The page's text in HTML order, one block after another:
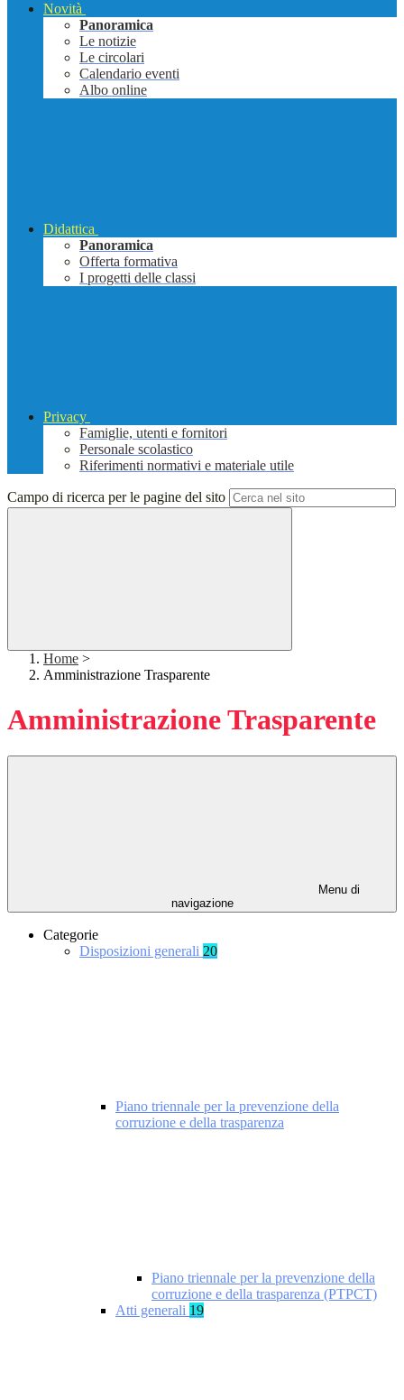
Novità
Panoramica
Le notizie
Le circolari
Calendario eventi
Albo online
Didattica
Panoramica
Offerta formativa
I progetti delle classi
Privacy
Famiglie, utenti e fornitori
Personale scolastico
Riferimenti normativi e materiale utile
Campo di ricerca per le pagine del sito
Home >
Amministrazione Trasparente
Amministrazione Trasparente
Menu di
navigazione
Categorie
Disposizioni generali 20
Piano triennale per la prevenzione della
corruzione e della trasparenza
Piano triennale per la prevenzione della
corruzione e della trasparenza (PTPCT)
Atti generali 19